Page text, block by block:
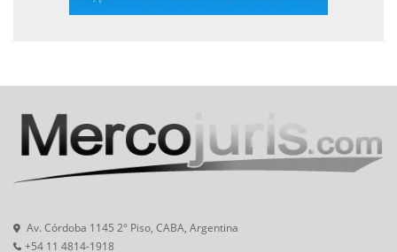
Av. Córdoba 1145 2° Piso, CABA, Argentina
+54 11 4814-1918